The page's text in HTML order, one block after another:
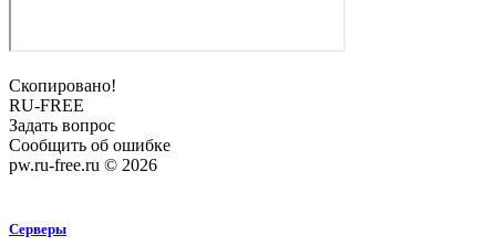
Скопировано!
RU-FREE
Задать вопрос
Сообщить об ошибке
pw.ru-free.ru © 2026
Серверы